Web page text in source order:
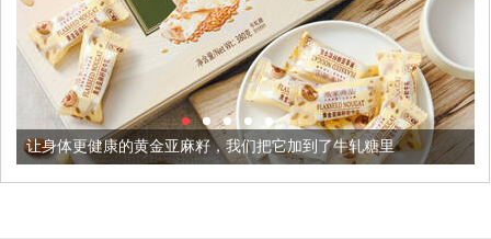
的黄金亚麻籽，我们把它加到了牛轧糖里 被列入佛家七